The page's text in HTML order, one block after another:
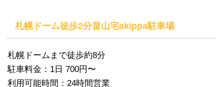
札幌ドーム徒歩2分畠山宅akippa駐車場
札幌ドームまで徒歩約8分
駐車料金：1日 700円〜
利用可能時間：24時間営業